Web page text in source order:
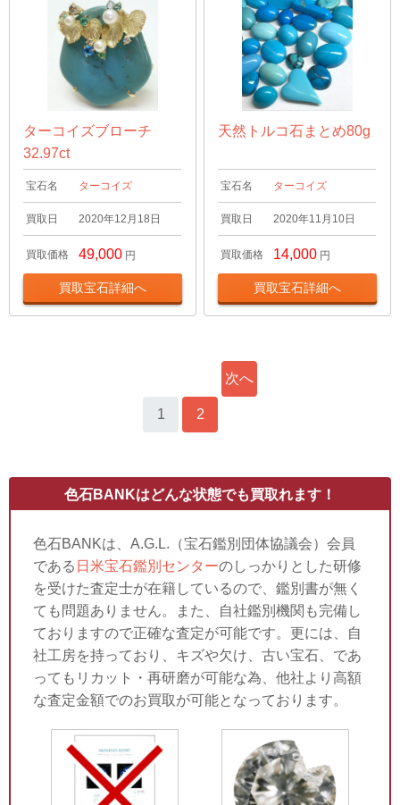
ターコイズブローチ
32.97ct
宝石名 ターコイズ
買取日 2020年12月18日
買取価格 49,000 円
買取宝石詳細へ
天然トルコ石まとめ80g
宝石名 ターコイズ
買取日 2020年11月10日
買取価格 14,000 円
買取宝石詳細へ
1 2
次へ
色石BANKはどんな状態でも買取れます！
色石BANKは、A.G.L.（宝石鑑別団体協議会）会員
である 日米宝石鑑別センターのしっかりとした研修
を受けた査定士が在籍しているので、鑑別書が無く
ても問題ありません。また、自社鑑別機関も完備し
ておりますので正確な査定が可能です。更には、自
社工房を持っており、キズや欠け、古い宝石、であ
ってもリカット・再研磨が可能な為、他社より高額
な査定金額でのお買取が可能となっております。